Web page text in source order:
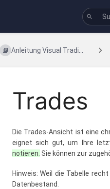
Anleitung Visual Tradi...
Trades
Die Trades-Ansicht ist eine
eignet sich gut, um Ihre
notieren. Sie können zur
Hinweis: Weil die Tabelle
Datenbestand.